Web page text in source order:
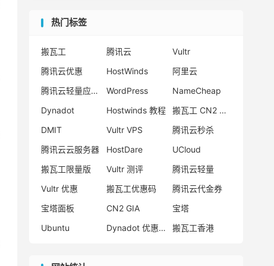
热门标签
搬瓦工 腾讯云
Vultr
腾讯云优惠
HostWinds
阿里云
腾讯云轻量应用服务器
WordPress
NameCheap
Dynadot
Hostwinds 教程
搬瓦工 CN2 GIA
DMIT
Vultr VPS
腾讯云秒杀
腾讯云云服务器
HostDare
UCloud
搬瓦工限量版
Vultr 测评
腾讯云轻量
Vultr 优惠
搬瓦工优惠码
腾讯云代金券
宝塔面板
CN2 GIA
宝塔
Ubuntu
Dynadot 优惠码 搬瓦工香港